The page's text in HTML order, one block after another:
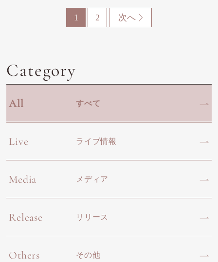
Category
All すべて
Live ライブ情報
Media メディア
Release リリース
Others その他
1 2 次へ